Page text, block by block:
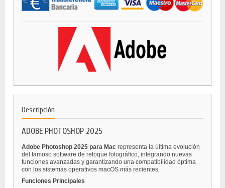
Descripción
ADOBE PHOTOSHOP 2025
Adobe Photoshop 2025 para Mac representa la última evolución
del famoso software de retoque fotográfico, integrando nuevas
funciones avanzadas y garantizando una compatibilidad óptima
con los sistemas operativos macOS más recientes.
Funciones Principales